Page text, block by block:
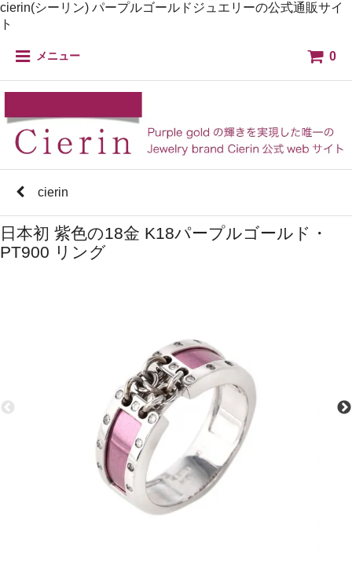
cierin(シーリン) パープルゴールドジュエリーの公式通販サイ
ト
メニュー 0
cierin
日本初 紫色の18金 K18パープルゴールド・
PT900 リング